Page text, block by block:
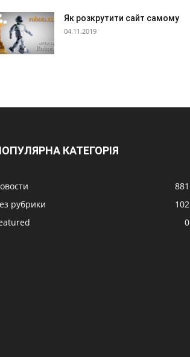
Як розкрутити сайт самому
04.11.2019
КАТЕГОРІЯ
881
рубрики
102
0